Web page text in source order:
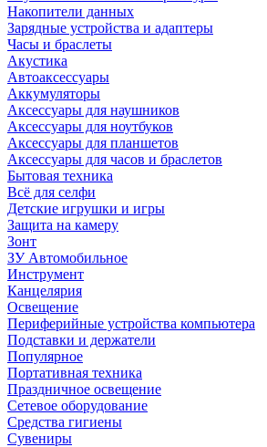
Накопители данных
Зарядные устройства и адаптеры
Часы и браслеты
Акустика
Автоаксессуары
Аккумуляторы
Аксессуары для наушников
Аксессуары для ноутбуков
Аксессуары для планшетов
Аксессуары для часов и браслетов
Бытовая техника
Всё для селфи
Детские игрушки и игры
Защита на камеру
Зонт
ЗУ Автомобильное
Инструмент
Канцелярия
Освещение
Периферийные устройства компьютера
Подставки и держатели
Популярное
Портативная техника
Праздничное освещение
Сетевое оборудование
Средства гигиены
Сувениры